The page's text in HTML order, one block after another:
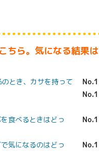
ちら。気になる結果
とき、カサを持って
食べるときはどっ
気になるのはどっ